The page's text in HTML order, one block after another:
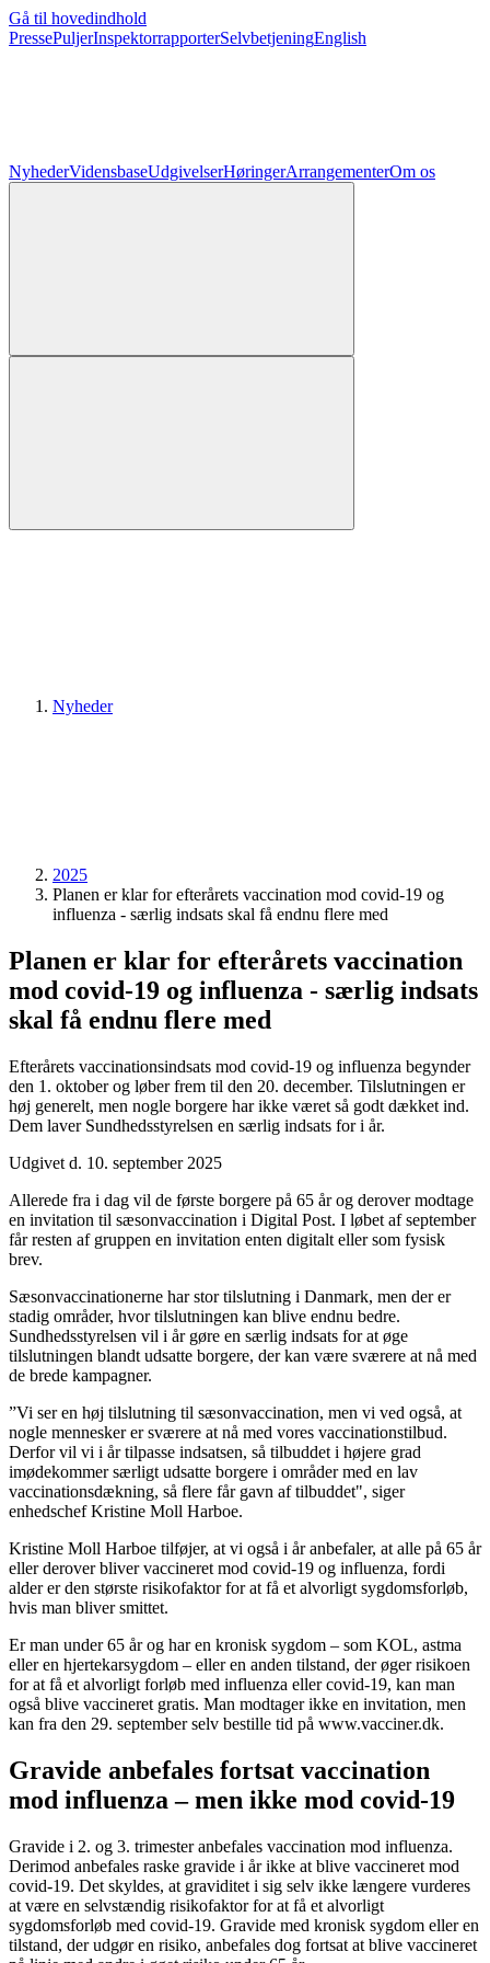
Gå til hovedindhold
PressePuljerInspektorrapporterSelvbetjeningEnglish
NyhederVidensbaseUdgivelserHøringerArrangementerOm os
Nyheder
2025
Planen er klar for efterårets vaccination mod covid-19 og
influenza - særlig indsats skal få endnu flere med
Planen er klar for efterårets vaccination
mod covid-19 og influenza - særlig indsats
skal få endnu flere med
Efterårets vaccinationsindsats mod covid-19 og influenza begynder
den 1. oktober og løber frem til den 20. december. Tilslutningen er
høj generelt, men nogle borgere har ikke været så godt dækket ind.
Dem laver Sundhedsstyrelsen en særlig indsats for i år.
Udgivet d. 10. september 2025
Allerede fra i dag vil de første borgere på 65 år og derover modtage
en invitation til sæsonvaccination i Digital Post. I løbet af september
får resten af gruppen en invitation enten digitalt eller som fysisk
brev.
Sæsonvaccinationerne har stor tilslutning i Danmark, men der er
stadig områder, hvor tilslutningen kan blive endnu bedre.
Sundhedsstyrelsen vil i år gøre en særlig indsats for at øge
tilslutningen blandt udsatte borgere, der kan være sværere at nå med
de brede kampagner.
”Vi ser en høj tilslutning til sæsonvaccination, men vi ved også, at
nogle mennesker er sværere at nå med vores vaccinationstilbud.
Derfor vil vi i år tilpasse indsatsen, så tilbuddet i højere grad
imødekommer særligt udsatte borgere i områder med en lav
vaccinationsdækning, så flere får gavn af tilbuddet", siger
enhedschef Kristine Moll Harboe.
Kristine Moll Harboe tilføjer, at vi også i år anbefaler, at alle på 65 år
eller derover bliver vaccineret mod covid-19 og influenza, fordi
alder er den største risikofaktor for at få et alvorligt sygdomsforløb,
hvis man bliver smittet.
Er man under 65 år og har en kronisk sygdom – som KOL, astma
eller en hjertekarsygdom – eller en anden tilstand, der øger risikoen
for at få et alvorligt forløb med influenza eller covid-19, kan man
også blive vaccineret gratis. Man modtager ikke en invitation, men
kan fra den 29. september selv bestille tid på www.vacciner.dk.
Gravide anbefales fortsat vaccination
mod influenza – men ikke mod covid-19
Gravide i 2. og 3. trimester anbefales vaccination mod influenza.
Derimod anbefales raske gravide i år ikke at blive vaccineret mod
covid-19. Det skyldes, at graviditet i sig selv ikke længere vurderes
at være en selvstændig risikofaktor for at få et alvorligt
sygdomsforløb med covid-19. Gravide med kronisk sygdom eller en
tilstand, der udgør en risiko, anbefales dog fortsat at blive vaccineret